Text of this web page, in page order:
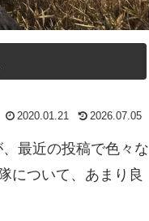
2020.01.21 2026.07.05
最近の投稿で色々な
について、あまり良